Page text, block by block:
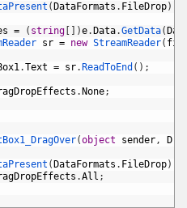
( DataFormats . FileDrop)
= ( string )e. Data.GetData(
sr = new StreamReader(
.Text = sr. ReadToEnd ( ) ;
. None;
(object sender,
( DataFormats . FileDrop)
.All ;